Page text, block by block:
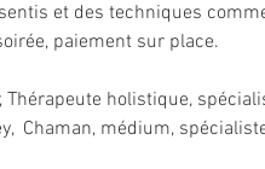
et des techniques
paiement sur place.
Thérapeute holistique,
Chaman, médium,